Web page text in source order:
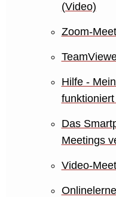
(Video)
Zoom-
Hilfe -
Das
Meetings
Video-